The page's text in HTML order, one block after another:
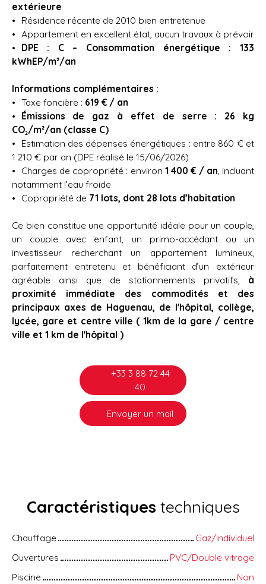
extérieure
Résidence récente de 2010 bien entretenue
Appartement en excellent état, aucun travaux à prévoir
DPE : C – Consommation énergétique : 133
kWhEP/m²/an
Informations complémentaires :
Taxe foncière : 619 € / an
Émissions de gaz à effet de serre : 26 kg
CO₂/m²/an (classe C)
Estimation des dépenses énergétiques : entre 860 € et
1 210 € par an (DPE réalisé le 15/06/2026)
Charges de copropriété : environ 1 400 € / an, incluant
notamment l’eau froide
Copropriété de 71 lots, dont 28 lots d’habitation
Ce bien constitue une opportunité idéale pour un couple,
un couple avec enfant, un primo-accédant ou un
investisseur recherchant un appartement lumineux,
parfaitement entretenu et bénéficiant d’un extérieur
agréable ainsi que de stationnements privatifs, à
proximité immédiate des commodités et des
principaux axes de Haguenau, de l'hôpital, collège,
lycée, gare et centre ville ( 1km de la gare / centre
ville et 1 km de l'hôpital )
+33 3 88 72 44
40
Envoyer un mail
Caractéristiques techniques
Chauffage
Gaz/Individuel
Ouvertures
PVC/Double vitrage
Piscine
Non